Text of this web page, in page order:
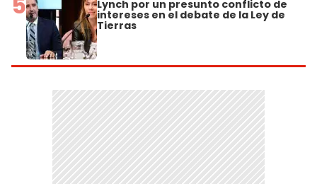
Lynch por un presunto conflicto de
intereses en el debate de la Ley de
Tierras